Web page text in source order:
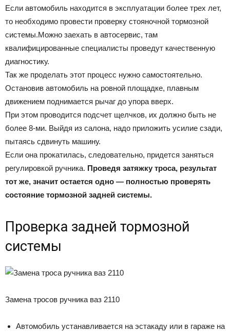
Если автомобиль находится в эксплуатации более трех лет,
то необходимо провести проверку стояночной тормозной
системы.Можно заехать в автосервис, там
квалифицированные специалисты проведут качественную
диагностику.
Так же проделать этот процесс нужно самостоятельно.
Остановив автомобиль на ровной площадке, плавным
движением поднимается рычаг до упора вверх.
При этом проводится подсчет щелчков, их должно быть не
более 8-ми. Выйдя из салона, надо приложить усилие сзади,
пытаясь сдвинуть машину.
Если она прокатилась, следовательно, придется заняться
регулировкой ручника. Проведя затяжку троса, результат
тот же, значит остается одно — полностью проверять
состояние тормозной задней системы.
Проверка задней тормозной
системы
Замена тросов ручника ваз 2110
Автомобиль устанавливается на эстакаду или в гараже на